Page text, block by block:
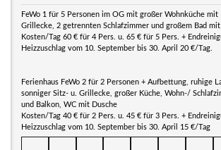
FeWo 1 für 5 Personen im OG mit großer Wohnküche mit
Grillecke, 2 getrennten Schlafzimmer und großem Bad
Kosten/Tag 60 € für 4 Pers. u. 65 € für 5 Pers. +
Heizzuschlag vom 10. September bis 30. April 20 €/Tag.
Ferienhaus FeWo 2 für 2 Personen + Aufbettung, ruhige
sonniger Sitz- u. Grillecke, großer Küche, Wohn-/
und Balkon, WC mit Dusche
Kosten/Tag 40 € für 2 Pers. u. 45 € für 3 Pers. +
Heizzuschlag vom 10. September bis 30. April 15 €/Tag